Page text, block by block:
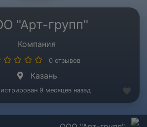
"Арт-групп"
Компания
0 отзывов
Казань
9 месяцев назад